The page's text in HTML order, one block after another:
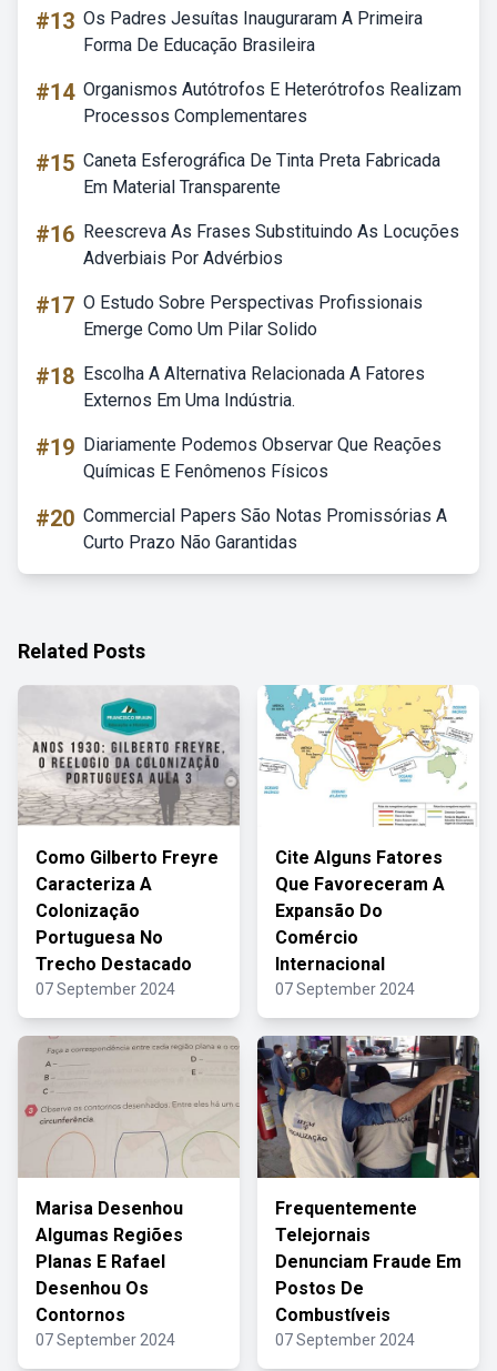
#13 Os Padres Jesuítas Inauguraram A Primeira
Forma De Educação Brasileira
#14 Organismos Autótrofos E Heterótrofos Realizam
Processos Complementares
#15 Caneta Esferográfica De Tinta Preta Fabricada
Em Material Transparente
#16 Reescreva As Frases Substituindo As Locuções
Adverbiais Por Advérbios
#17 O Estudo Sobre Perspectivas Profissionais
Emerge Como Um Pilar Solido
#18 Escolha A Alternativa Relacionada A Fatores
Externos Em Uma Indústria.
#19 Diariamente Podemos Observar Que Reações
Químicas E Fenômenos Físicos
#20 Commercial Papers São Notas Promissórias A
Curto Prazo Não Garantidas
Related Posts
Como Gilberto Freyre
Caracteriza A
Colonização
Portuguesa No
Trecho Destacado
07 September 2024
Cite Alguns Fatores
Que Favoreceram A
Expansão Do
Comércio
Internacional
07 September 2024
Marisa Desenhou
Algumas Regiões
Planas E Rafael
Desenhou Os
Contornos
07 September 2024
Frequentemente
Telejornais
Denunciam Fraude Em
Postos De
Combustíveis
07 September 2024